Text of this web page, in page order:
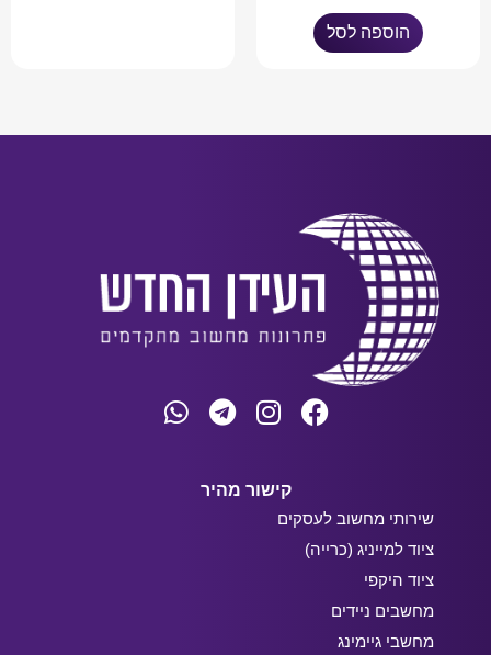
הוספה לסל
קישור מהיר
שירותי מחשוב לעסקים
ציוד למייניג (כרייה)
ציוד היקפי
מחשבים ניידים
מחשבי גיימינג